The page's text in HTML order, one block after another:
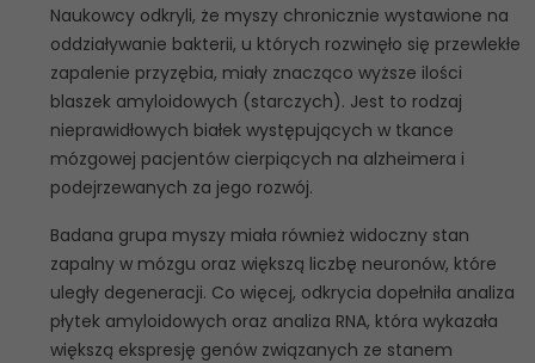
Naukowcy odkryli, że myszy chronicznie wystawione na
oddziaływanie bakterii, u których rozwinęło się przewlekłe
zapalenie przyzębia, miały znacząco wyższe ilości
blaszek amyloidowych (starczych). Jest to rodzaj
nieprawidłowych białek występujących w tkance
mózgowej pacjentów cierpiących na alzheimera i
podejrzewanych za jego rozwój.
Badana grupa myszy miała również widoczny stan
zapalny w mózgu oraz większą liczbę neuronów, które
uległy degeneracji. Co więcej, odkrycia dopełniła analiza
płytek amyloidowych oraz analiza RNA, która wykazała
większą ekspresję genów związanych ze stanem